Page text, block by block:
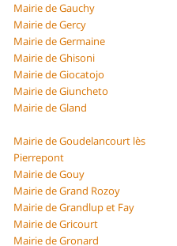
Mairie de Gauchy
Mairie de Gercy
Mairie de Germaine
Mairie de Ghisoni
Mairie de Giocatojo
Mairie de Giuncheto
Mairie de Gland
Mairie de Goudelancourt lès
Pierrepont
Mairie de Gouy
Mairie de Grand Rozoy
Mairie de Grandlup et Fay
Mairie de Gricourt
Mairie de Gronard